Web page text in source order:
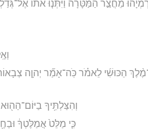
מֵחֲצַ֣ר הַמַּטָּרָ֗ה וַיִּתְּנ֤וּ אֹתוֹ֙
הַכּוּשִׁ֜י לֵאמֹ֗ר כֹּֽה־אָמַ֞ר יְהוָ֤ה
וְהִצַּלְתִּ֥יךָ
כִּ֤י מַלֵּט֙ אֲמַלֶּטְךָ֔